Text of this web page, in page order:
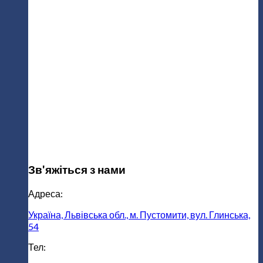
Зв'яжіться з нами
Адреса:
Україна, Львівська обл., м. Пустомити, вул. Глинська,
54
Тел: